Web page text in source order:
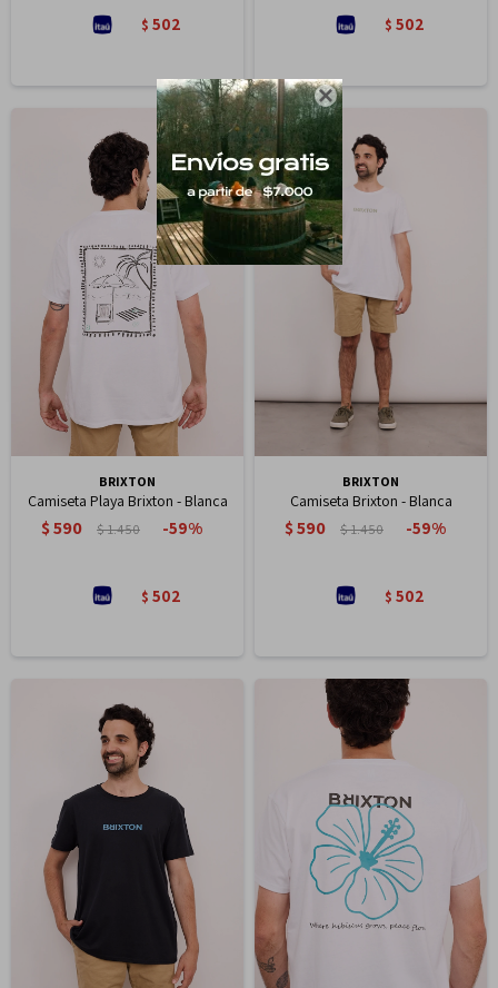

$ 502 $ 502
BRIXTON
Camiseta Playa Brixton - Blanca
$590 $1.450 59
$ 502
BRIXTON
Camiseta Brixton - Blanca
$590 $1.450 59
$ 502